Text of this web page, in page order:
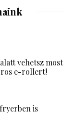
vehetsz most
e-rollert!
is